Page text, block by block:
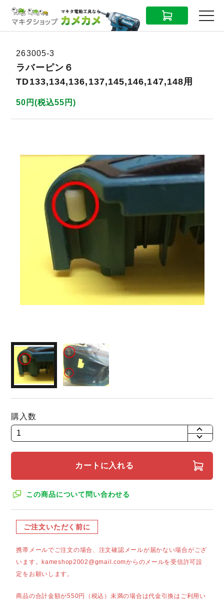
CART MENU
263005-3
ラバーピン６
TD133,134,136,137,145,146,147,148用
50円(税込55円)
購入数
+
カートに入れる
この商品について問い合わせる
ご注文いただく前に
携帯メールでご注文の場合、注文確認メールが届かない場合がござ
います。kameshop2002@gmail.comからのメールを受信許可設
定をお願いします。
商品の合計金額が550円（税込）未満の場合は代金引換はご利用い